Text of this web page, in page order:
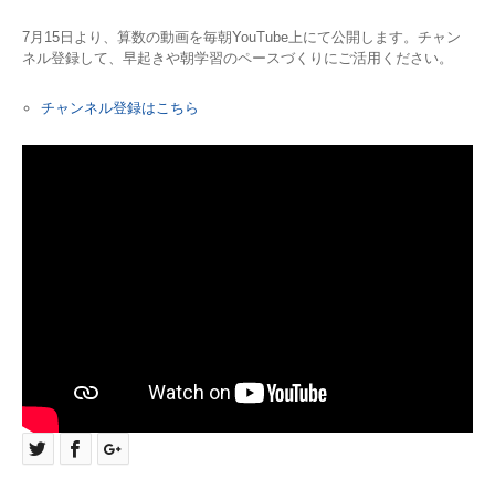
7月15日より、算数の動画を毎朝YouTube上にて公開します。チャン
ネル登録して、早起きや朝学習のペースづくりにご活用ください。
チャンネル登録はこちら